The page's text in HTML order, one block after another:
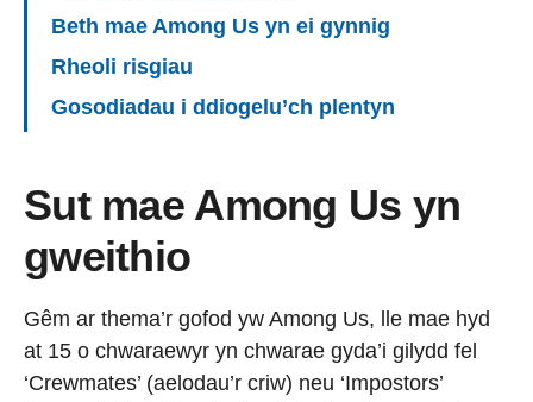
Beth mae Among Us yn ei gynnig
Rheoli risgiau
Gosodiadau i ddiogelu’ch plentyn
Sut mae Among Us yn
gweithio
Gêm ar thema’r gofod yw Among Us, lle mae hyd
at 15 o chwaraewyr yn chwarae gyda’i gilydd fel
‘Crewmates’ (aelodau’r criw) neu ‘Impostors’